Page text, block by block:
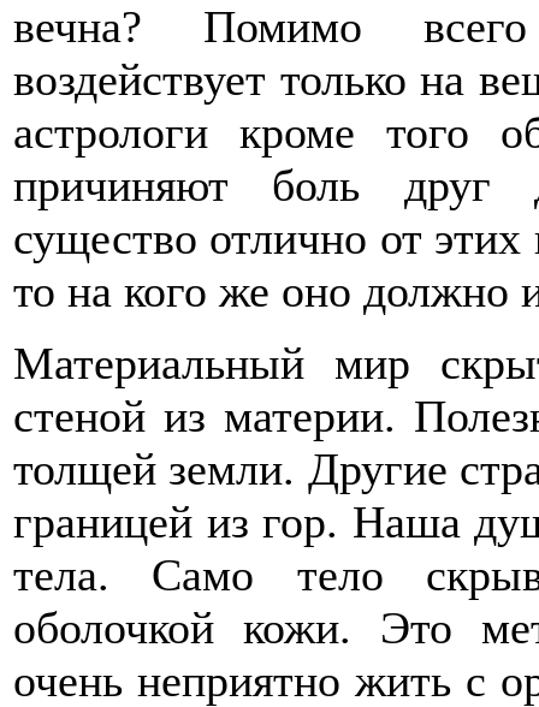
вечна? Помимо
воздействует только на
астрологи кроме того
причиняют боль друг
существо отлично от этих
то на кого же оно должно
Материальный мир
стеной из материи.
толщей земли. Другие
границей из гор. Наша
тела. Само тело
оболочкой кожи. Это
очень неприятно жить с